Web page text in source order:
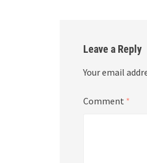
Leave a Reply
Your email
Comment *